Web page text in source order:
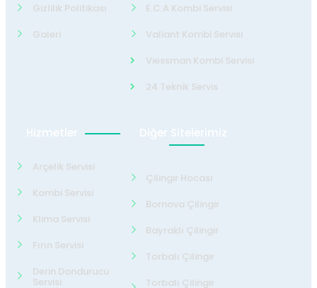
Gizlilik Politikası
Galeri
E.C.A Kombi Servisi
Valiant Kombi Servisi
Viessman Kombi Servisi
24 Teknik Servis
Hizmetler
Arçelik Servisi
Kombi Servisi
Klima Servisi
Fırın Servisi
Derin Dondurucu
Servisi
Diğer Sitelerimiz
Çilingir Hocası
Bornova Çilingir
Bayraklı Çilingir
Torbalı Çilingir
Torbalı Çilingir